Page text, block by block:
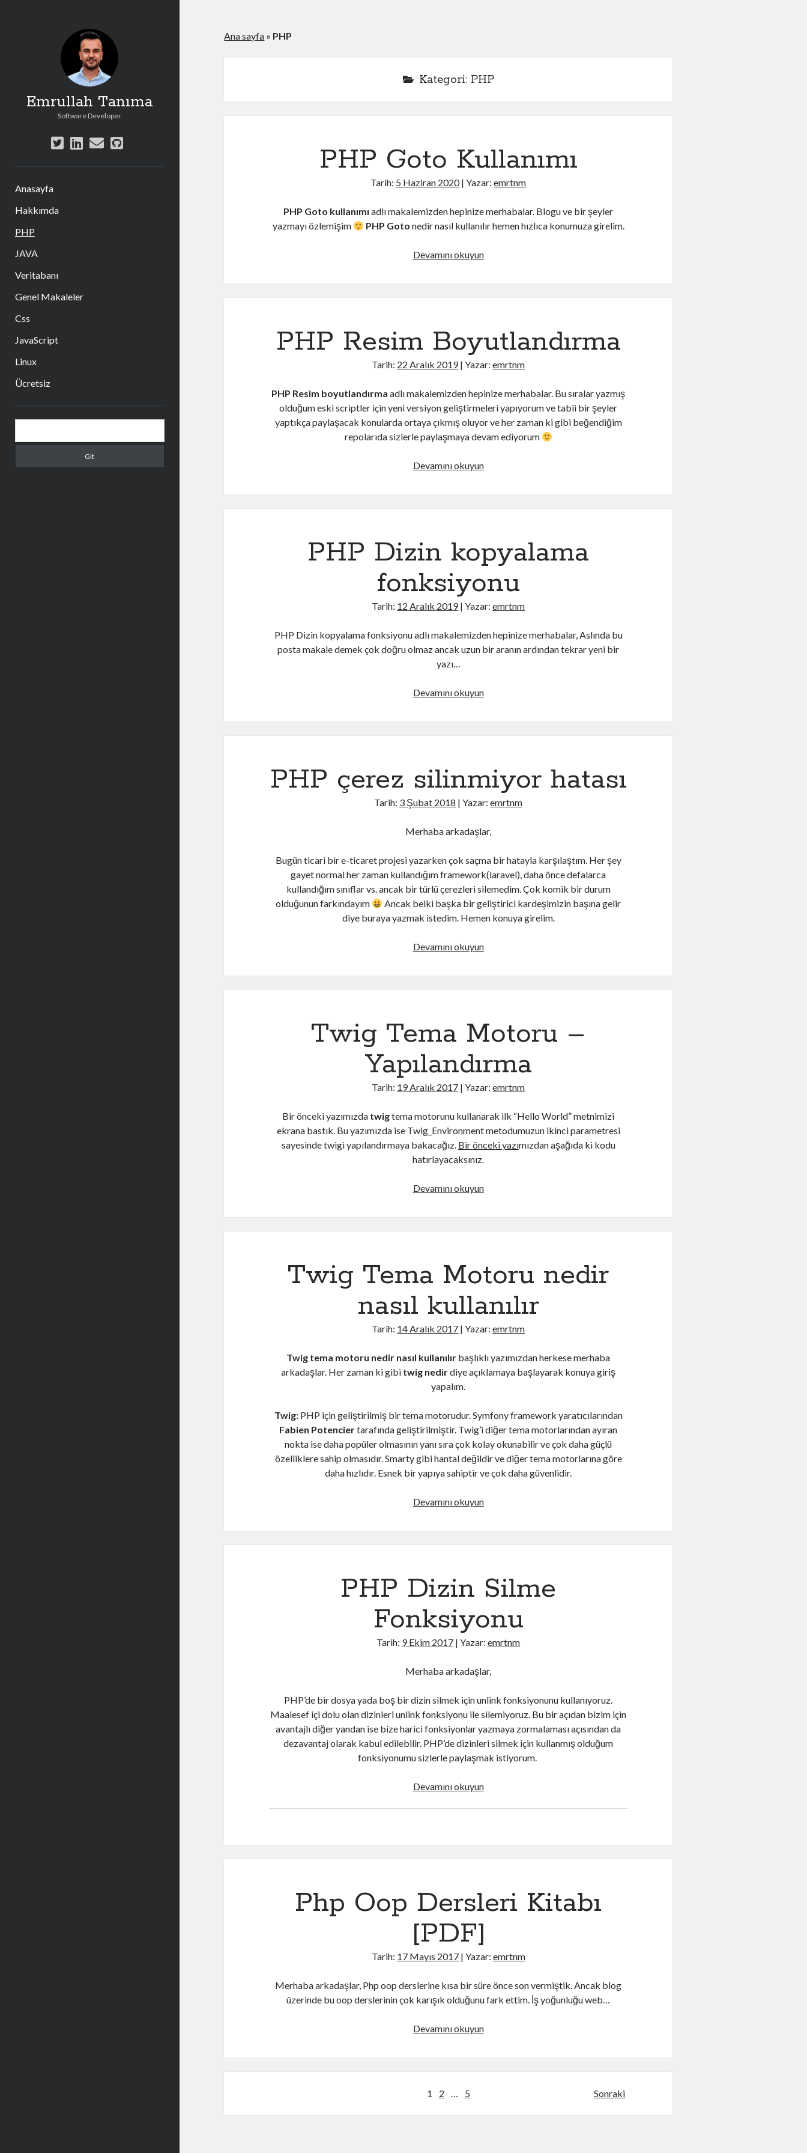
Emrullah Tanıma
Software Developer
twitterlinkedin
e- github
Anasayfa
Hakkımda
PHP
JAVA
Veritabanı
Genel Makaleler
Css
JavaScript
Linux
Ücretsiz
Yan
Menü
Ana sayfa » PHP
Kategori: PHP
PHP Goto Kullanımı
Tarih: 5 Haziran 2020| Yazar:emrtnm
PHP Goto kullanımı adlı makalemizden hepinize merhabalar. Blogu ve bir şeyler
yazmayı özlemişim
PHP Goto nedir nasıl kullanılır hemen hızlıca konumuza girelim.
Devamını okuyunPHP
PHP Resim Boyutlandırma
Tarih: 22 Aralık 2019| Yazar:emrtnm
PHP Resim boyutlandırma adlı makalemizden hepinize merhabalar. Bu sıralar yazmış
olduğum eski scriptler için yeni versiyon geliştirmeleri yapıyorum ve tabii bir şeyler
yaptıkça paylaşacak konularda ortaya çıkmış oluyor ve her zaman ki gibi beğendiğim
repolarıda sizlerle paylaşmaya devam ediyorum
Devamını okuyunPHP
PHP Dizin kopyalama
fonksiyonu
Tarih: 12 Aralık 2019| Yazar:emrtnm
PHP Dizin kopyalama fonksiyonu adlı makalemizden hepinize merhabalar, Aslında bu
posta makale demek çok doğru olmaz ancak uzun bir aranın ardından tekrar yeni bir
yazı…
Devamını okuyunPHP
PHP çerez silinmiyor hatası
Tarih: 3 Şubat 2018 | Yazar:emrtnm
Merhaba arkadaşlar,
Bugün ticari bir e-ticaret projesi yazarken çok saçma bir hatayla karşılaştım. Her şey
gayet normal her zaman kullandığım framework(laravel), daha önce defalarca
kullandığım sınıflar vs. ancak bir türlü çerezleri silemedim. Çok komik bir durum
olduğunun farkındayım
Ancak belki başka bir geliştirici kardeşimizin başına gelir
diye buraya yazmak istedim. Hemen konuya girelim.
Devamını okuyunPHP
Twig Tema Motoru –
Yapılandırma
Tarih: 19 Aralık 2017 | Yazar:emrtnm
Bir önceki yazımızda twigtema motorunu kullanarak ilk “Hello World” metnimizi
ekrana bastık. Bu yazımızda ise Twig_Environment metodumuzun ikinci parametresi
sayesinde twigi yapılandırmaya bakacağız. Bir önceki yazımızdan aşağıda ki kodu
hatırlayacaksınız.
Devamını okuyunTwig
Twig Tema Motoru nedir
nasıl kullanılır
Tarih: 14 Aralık 2017 | Yazar:emrtnm
Twig tema motoru nedir nasıl kullanılır başlıklı yazımızdan herkese merhaba
arkadaşlar. Her zaman ki gibi twig nedirdiye açıklamaya başlayarak konuya giriş
yapalım.
Twig:PHP için geliştirilmiş bir tema motorudur. Symfony framework yaratıcılarından
Fabien Potenciertarafında geliştirilmiştir. Twig’i diğer tema motorlarından ayıran
nokta ise daha popüler olmasının yanı sıra çok kolay okunabilir ve çok daha güçlü
özelliklere sahip olmasıdır. Smarty gibi hantal değildir ve diğer tema motorlarına göre
daha hızlıdır. Esnek bir yapıya sahiptir ve çok daha güvenlidir.
Devamını okuyunTwig
PHP Dizin Silme
Fonksiyonu
Tarih: 9 Ekim 2017 | Yazar:emrtnm
Merhaba arkadaşlar,
PHP’de bir dosya yada boş bir dizin silmek için unlink fonksiyonunu kullanıyoruz.
Maalesef içi dolu olan dizinleri unlink fonksiyonu ile silemiyoruz. Bu bir açıdan bizim için
avantajlı diğer yandan ise bize harici fonksiyonlar yazmaya zormalaması açısından da
dezavantaj olarak kabul edilebilir. PHP’de dizinleri silmek için kullanmış olduğum
fonksiyonumu sizlerle paylaşmak istiyorum.
Devamını okuyunPHP
Php Oop Dersleri Kitabı
[PDF]
Tarih: 17 Mayıs 2017| Yazar: emrtnm
Merhaba arkadaşlar, Php oop derslerine kısa bir süre önce son vermiştik. Ancak blog
üzerinde bu oop derslerinin çok karışık olduğunu fark ettim. İş yoğunluğu web…
Devamını okuyunPhp
1 2 … 5 Sonraki